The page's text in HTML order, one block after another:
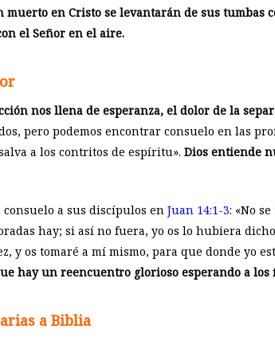
muerto en Cristo se levantarán de sus
el Señor en el aire.
nos llena de esperanza, el dolor de la
pero podemos encontrar consuelo en las
a los contritos de espíritu». Dios entiende
a sus discípulos en Juan 14:1-3: «No
hay; si así no fuera, yo os lo hubiera
y os tomaré a mí mismo, para que donde yo
hay un reencuentro glorioso esperando a
a Biblia